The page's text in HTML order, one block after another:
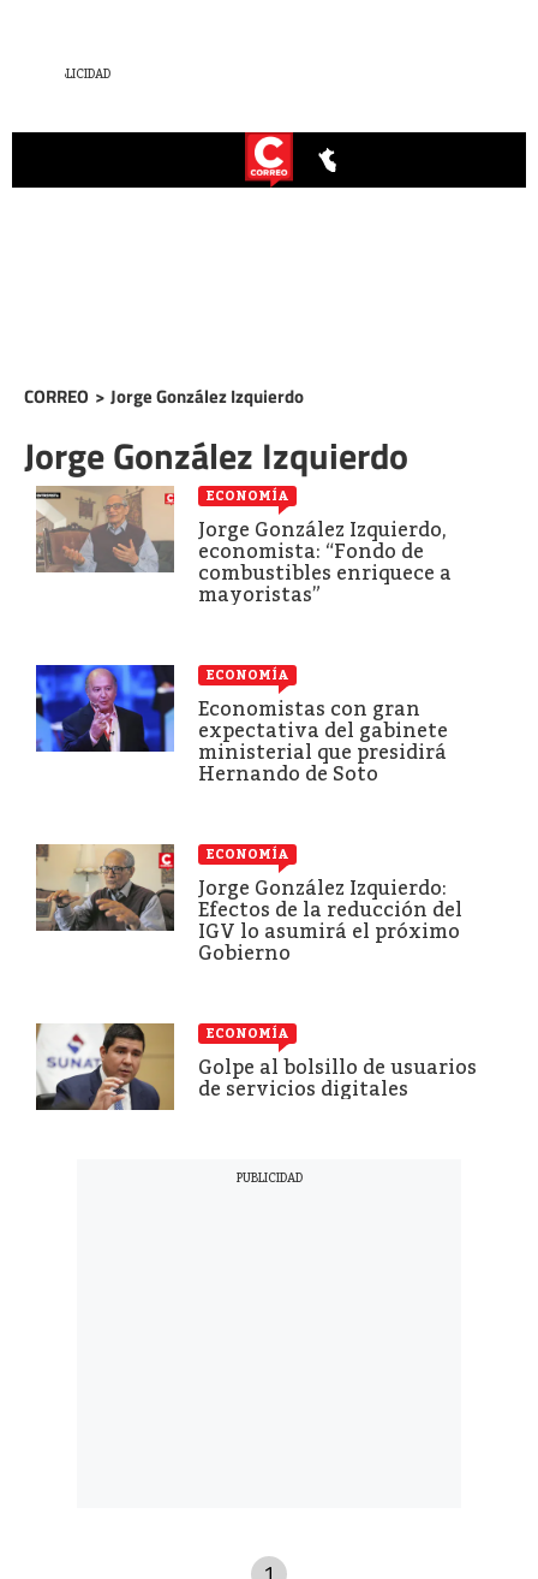
CORREO > Jorge González Izquierdo
Jorge González Izquierdo
ECONOMÍA
Jorge González Izquierdo,
economista: “Fondo de
combustibles enriquece a
mayoristas”
ECONOMÍA
Economistas con gran
expectativa del gabinete
ministerial que presidirá
Hernando de Soto
ECONOMÍA
Jorge González Izquierdo:
Efectos de la reducción del
IGV lo asumirá el próximo
Gobierno
ECONOMÍA
Golpe al bolsillo de usuarios
de servicios digitales